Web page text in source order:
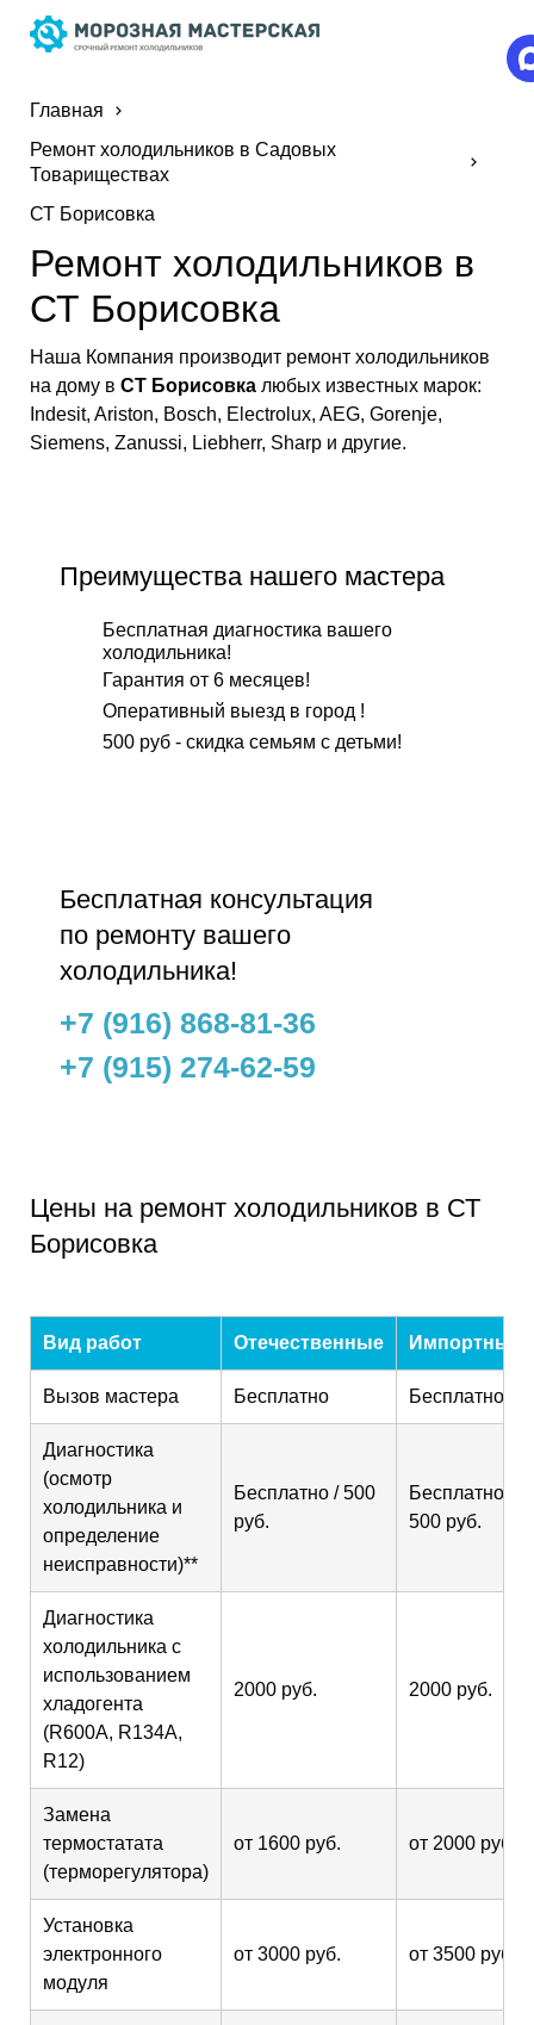
Ремонт холодильников в
СТ Борисовка
Наша Компания производит ремонт холодильников
на дому в СТ Борисовка любых известных марок:
Indesit, Ariston, Bosch, Electrolux, AEG, Gorenje,
Siemens, Zanussi, Liebherr, Sharp и другие.
Преимущества нашего мастера
Бесплатная диагностика вашего
холодильника!
Гарантия от 6 месяцев!
Оперативный выезд в город !
500 руб - скидка семьям с детьми!
Бесплатнaя консультация
по ремонту вашего
холодильника!
+7 (916) 868-81-36
+7 (915) 274-62-59
Цены на ремонт холодильников в СТ
Борисовка
Вид работ Отечественные Импортные
Вызов мастера Бесплатно Бесплатно
Диагностика
(осмотр
холодильника и
определение
неисправности)**
Бесплатно / 500
руб.
Бесплатно /
500 руб.
Диагностика
холодильника с
использованием
хладогента
(R600A, R134A,
R12)
2000 руб. 2000 руб.
Замена
термостатата
(терморегулятора)
от 1600 руб. от 2000 руб.
Установка
электронного
модуля
от 3000 руб. от 3500 руб.
Главная
Ремонт холодильников в Садовых
Товариществах
СТ Борисовка